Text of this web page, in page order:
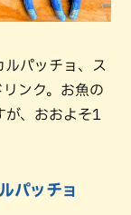
ルパッチョ、ス
ンク。お魚の
が、おおよそ1
パッチョ